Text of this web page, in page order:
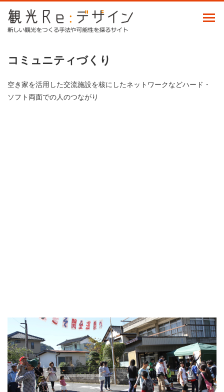
コミュニティづくり
空き家を活用した交流施設を核にしたネットワークなどハード・
ソフト両面での人のつながり